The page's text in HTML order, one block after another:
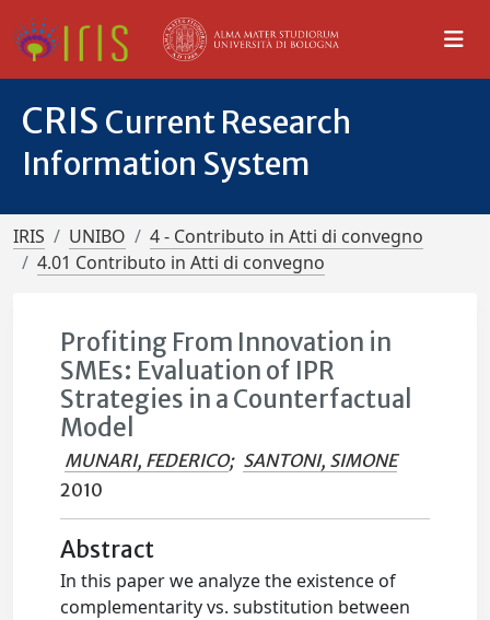
CRIS Current Research
Information System
IRIS UNIBO
4 - Contributo in Atti di convegno
4.01 Contributo in Atti di convegno
Profiting From Innovation in
SMEs: Evaluation of IPR
Strategies in a Counterfactual
Model
MUNARI, FEDERICO; SANTONI, SIMONE
2010
Abstract
In this paper we analyze the existence of
complementarity vs. substitution between